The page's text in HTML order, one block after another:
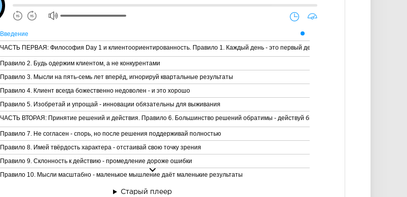
Введение
ЧАСТЬ ПЕРВАЯ: Философия Day 1 и клиентоориентированность. Правило 1. Каждый день - это первый день, сохраняй энергию стартапа
Правило 2. Будь одержим клиентом, а не конкурентами
Правило 3. Мысли на пять-семь лет вперёд, игнорируй квартальные результаты
Правило 4. Клиент всегда божественно недоволен - и это хорошо
Правило 5. Изобретай и упрощай - инновации обязательны для выживания
ЧАСТЬ ВТОРАЯ: Принятие решений и действия. Правило 6. Большинство решений обратимы - действуй быстро с семьюдесятью
Правило 7. Не согласен - спорь, но после решения поддерживай полностью
Правило 8. Имей твёрдость характера - отстаивай свою точку зрения
Правило 9. Склонность к действию - промедление дороже ошибки
Правило 10. Мысли масштабно - маленькое мышление даёт маленькие результаты
ЧАСТЬ ТРЕТЬЯ: Люди и культура. Правило 11. Нанимай людей лучше себя - каждый найм поднимает планку
Старый плеер